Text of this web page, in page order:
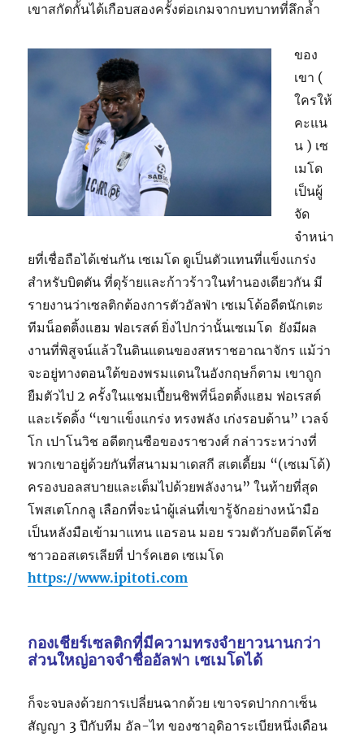
เขาสกัดกั้นได้เกือบสองครั้งต่อเกมจากบทบาทที่ลึกล้ำ
ของ
เขา (
ใครให้
คะแน
น ) เซ
เมโด
เป็นผู้
จัด
จำหน่า
ยที่เชื่อถือได้เช่นกัน เซเมโด ดูเป็นตัวแทนที่แข็งแกร่ง
สำหรับบิตตัน ที่ดุร้ายและก้าวร้าวในทำนองเดียวกัน มี
รายงานว่าเซลติกต้องการตัวอัลฟ่า เซเมโด้อดีตนักเตะ
ทีมน็อตติ้งแฮม ฟอเรสต์ ยิ่งไปกว่านั้นเซเมโด ยังมีผล
งานที่พิสูจน์แล้วในดินแดนของสหราชอาณาจักร แม้ว่า
จะอยู่ทางตอนใต้ของพรมแดนในอังกฤษก็ตาม เขาถูก
ยืมตัวไป 2 ครั้งในแชมเปี้ยนชิพที่น็อตติ้งแฮม ฟอเรสต์
และเร้ดดิ้ง “เขาแข็งแกร่ง ทรงพลัง เก่งรอบด้าน” เวลจ์
โก เปาโนวิช อดีตกุนซือของราชวงศ์ กล่าวระหว่างที่
พวกเขาอยู่ด้วยกันที่สนามมาเดสกี สเตเดี้ยม “(เซเมโด้)
ครองบอลสบายและเต็มไปด้วยพลังงาน” ในท้ายที่สุด
โพสเตโกกลู เลือกที่จะนำผู้เล่นที่เขารู้จักอย่างหน้ามือ
เป็นหลังมือเข้ามาแทน แอรอน มอย รวมตัวกับอดีตโค้ช
ชาวออสเตรเลียที่ ปาร์คเฮด เซเมโด
https://www.ipitoti.com
กองเชียร์เซลติกที่มีความทรงจำยาวนานกว่า
ส่วนใหญ่อาจจำชื่ออัลฟา เซเมโดได้
ก็จะจบลงด้วยการเปลี่ยนฉากด้วย เขาจรดปากกาเซ็น
สัญญา 3 ปีกับทีม อัล-ไท ของซาอุดิอาระเบียหนึ่งเดือน